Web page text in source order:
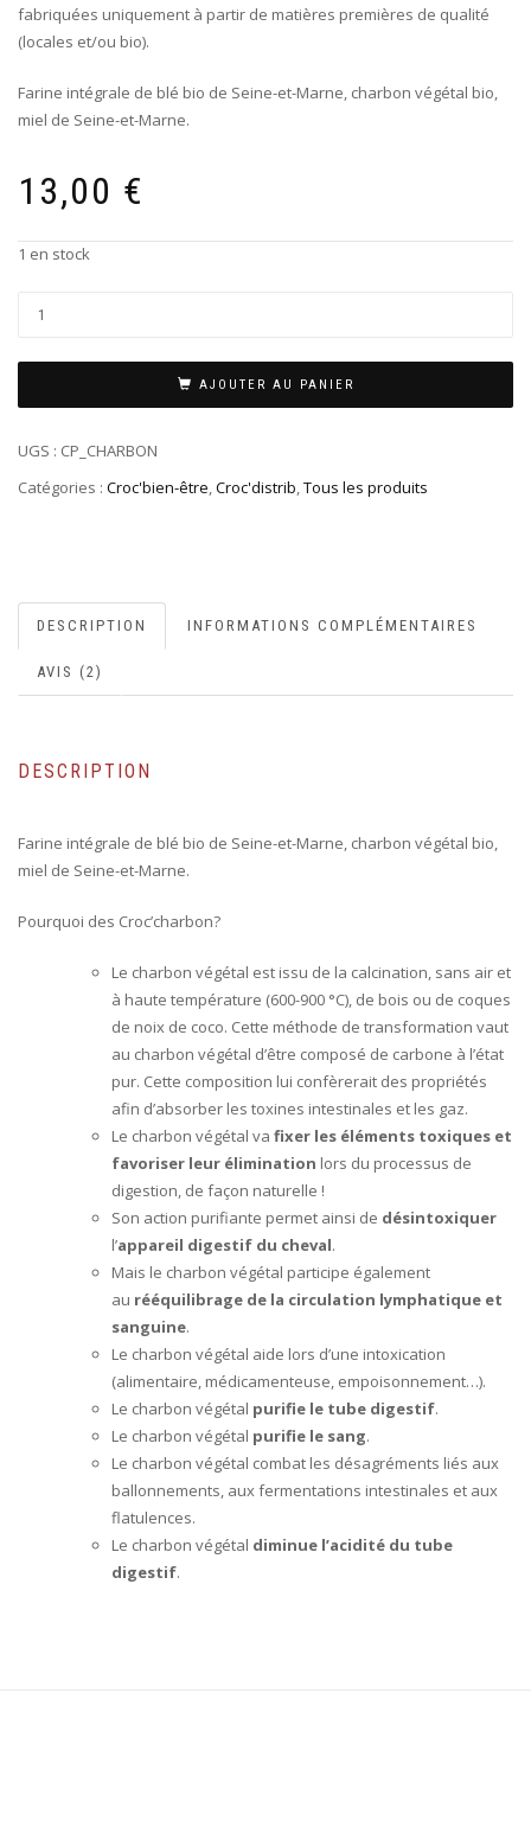
fabriquées uniquement à partir de matières premières de qualité
(locales et/ou bio).
Farine intégrale de blé bio de Seine-et-Marne, charbon végétal bio,
miel de Seine-et-Marne.
13,00 €
1 en stock
AJOUTER AU PANIER
UGS : CP_CHARBON
Catégories : Croc'bien-être,Croc'distrib,Tous les produits
DESCRIPTION INFORMATIONS COMPLÉMENTAIRES
AVIS (2)
DESCRIPTION
Farine intégrale de blé bio de Seine-et-Marne, charbon végétal bio,
miel de Seine-et-Marne.
Pourquoi des Croc’charbon?
Le charbon végétal est issu de la calcination, sans air et
à haute température (600-900 °C), de bois ou de coques
de noix de coco. Cette méthode de transformation vaut
au charbon végétal d’être composé de carbone à l’état
pur. Cette composition lui confèrerait des propriétés
afin d’absorber les toxines intestinales et les gaz.
Le charbon végétal va fixer les éléments toxiques et
favoriser leur élimination lors du processus de
digestion, de façon naturelle !
Son action purifiante permet ainsi de désintoxiquer
l’appareil digestif du cheval.
Mais le charbon végétal participe également
au rééquilibrage de la circulation lymphatique et
sanguine.
Le charbon végétal aide lors d’une intoxication
(alimentaire, médicamenteuse, empoisonnement…).
Le charbon végétal purifie le tube digestif.
Le charbon végétal purifie le sang.
Le charbon végétal combat les désagréments liés aux
ballonnements, aux fermentations intestinales et aux
flatulences.
Le charbon végétal diminue l’acidité du tube
digestif.